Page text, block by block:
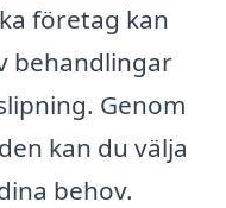
företag kan
behandlingar
Genom
kan du välja
behov.